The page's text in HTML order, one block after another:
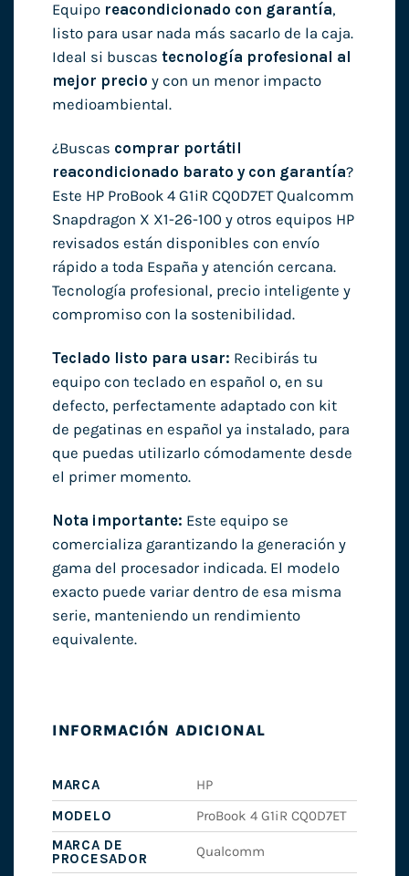
Equipo reacondicionado con garantía,
listo para usar nada más sacarlo de la caja.
Ideal si buscas tecnología profesional al
mejor precio y con un menor impacto
medioambiental.
¿Buscas comprar portátil
reacondicionado barato y con garantía?
Este HP ProBook 4 G1iR CQ0D7ET Qualcomm
Snapdragon X X1-26-100 y otros equipos HP
revisados están disponibles con envío
rápido a toda España y atención cercana.
Tecnología profesional, precio inteligente y
compromiso con la sostenibilidad.
Teclado listo para usar: Recibirás tu
equipo con teclado en español o, en su
defecto, perfectamente adaptado con kit
de pegatinas en español ya instalado, para
que puedas utilizarlo cómodamente desde
el primer momento.
Nota importante: Este equipo se
comercializa garantizando la generación y
gama del procesador indicada. El modelo
exacto puede variar dentro de esa misma
serie, manteniendo un rendimiento
equivalente.
INFORMACIÓN ADICIONAL
MARCA
HP
MODELO
ProBook 4 G1iR CQ0D7ET
MARCA DE
PROCESADOR
Qualcomm